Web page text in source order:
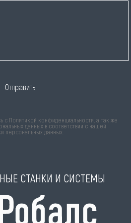
Отправить
с Политикой конфиденциальности , а так же
данных в соответствии с нашей
персональных данных
СТАНКИ И СИСТЕМЫ